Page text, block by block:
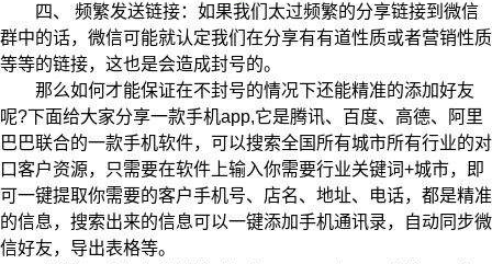
四、 频繁发送链接：如果我们太过频繁的分享链接到微信
群中的话，微信可能就认定我们在分享有有道性质或者营销性质
等等的链接，这也是会造成封号的。
那么如何才能保证在不封号的情况下还能精准的添加好友
呢?下面给大家分享一款手机app,它是腾讯、百度、高德、阿里
巴巴联合的一款手机软件，可以搜索全国所有城市所有行业的对
口客户资源，只需要在软件上输入你需要行业关键词+城市，即
可一键提取你需要的客户手机号、店名、地址、电话，都是精准
的信息，搜索出来的信息可以一键添加手机通讯录，自动同步微
信好友，导出表格等。